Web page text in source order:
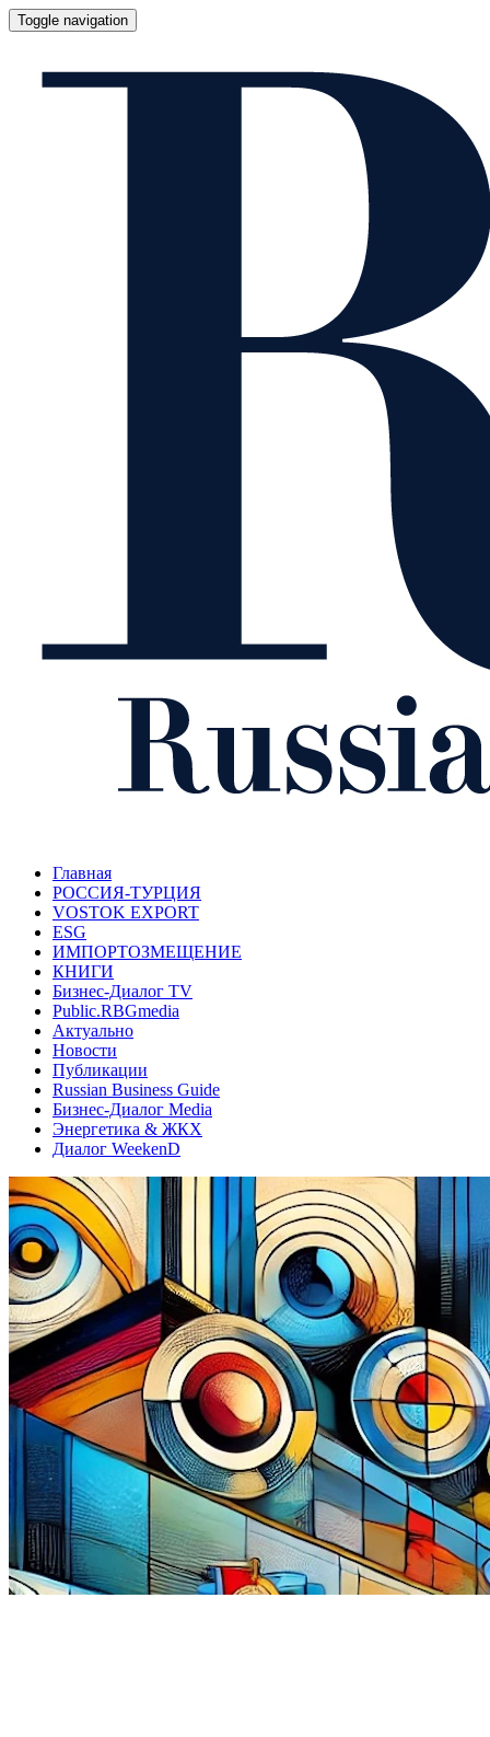
Toggle navigation
Главная
РОССИЯ-ТУРЦИЯ
VOSTOK EXPORT
ESG
ИМПОРТОЗМЕЩЕНИЕ
КНИГИ
Бизнес-Диалог TV
Public.RBGmedia
Актуально
Новости
Публикации
Russian Business Guide
Бизнес-Диалог Media
Энергетика & ЖКХ
Диалог WeekenD